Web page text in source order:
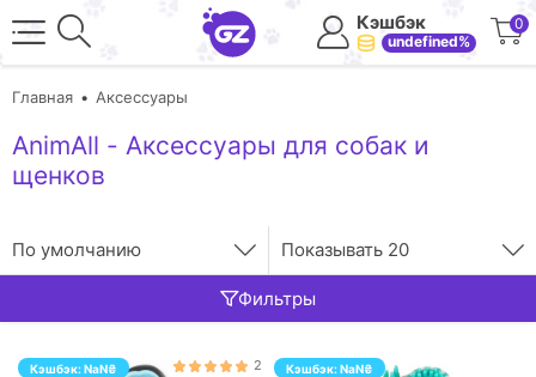
Кэшбэк
undefined%
0
Главная Аксессуары
AnimAll - Аксессуары для собак и
щенков
По умолчанию Показывать 20
Фильтры
Кэшбэк:NaN₴ 2 Кэшбэк:NaN₴